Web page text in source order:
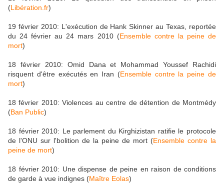
(Libération.fr)
19 février 2010: L'exécution de Hank Skinner au Texas, reportée
du 24 février au 24 mars 2010 (Ensemble contre la peine de
mort)
18 février 2010: Omid Dana et Mohammad Youssef Rachidi
risquent d'être exécutés en Iran (Ensemble contre la peine de
mort)
18 février 2010: Violences au centre de détention de Montmédy
(Ban Public)
18 février 2010: Le parlement du Kirghizistan ratifie le protocole
de l'ONU sur l'bolition de la peine de mort (Ensemble contre la
peine de mort)
18 février 2010: Une dispense de peine en raison de conditions
de garde à vue indignes (Maître Eolas)